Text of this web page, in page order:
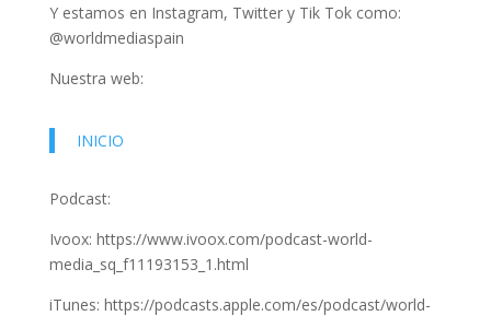
Y estamos en Instagram, Twitter y Tik Tok como:
@worldmediaspain
Nuestra web:
INICIO
Podcast:
Ivoox: https://www.ivoox.com/podcast-world-
media_sq_f11193153_1.html
iTunes: https://podcasts.apple.com/es/podcast/world-